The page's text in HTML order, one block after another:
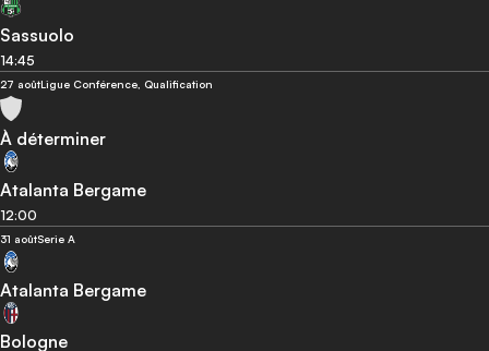
Sassuolo
14:45
27 aoûtLigue Conférence, Qualification
À déterminer
Atalanta Bergame
12:00
31 aoûtSerie A
Atalanta Bergame
Bologne